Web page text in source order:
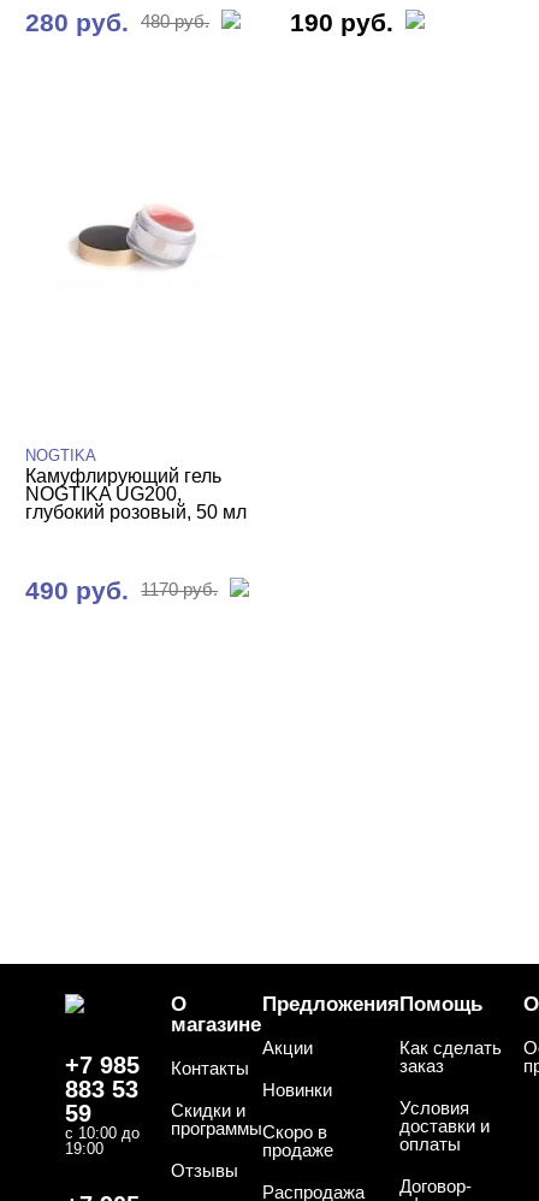
LED-гели
Показать все
ТИПЫ ГЕЛЕЙ
База
Вельвет
Для френча
280 руб. 480 руб. 190 руб.
NOGTIKA
Камуфлирующий гель
NOGTIKA UG200,
глубокий розовый, 50 мл
490 руб. 1170 руб.
+7 985
883 53
59
с 10:00 до
19:00
О
магазине
Контакты
Скидки и
программы
Отзывы
Предложения
Акции
Новинки
Скоро в
продаже
Распродажа
Помощь
Как сделать
заказ
Условия
доставки и
оплаты
Договор-